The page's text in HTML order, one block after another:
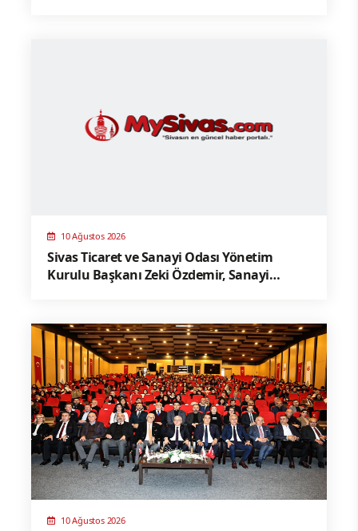
10 Ağustos 2026
Sivas Ticaret ve Sanayi Odası Yönetim
Kurulu Başkanı Zeki Özdemir, Sanayi
10 Ağustos 2026